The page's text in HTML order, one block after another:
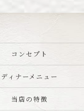
コンセプト
ディナーメニュー
当店の特徴